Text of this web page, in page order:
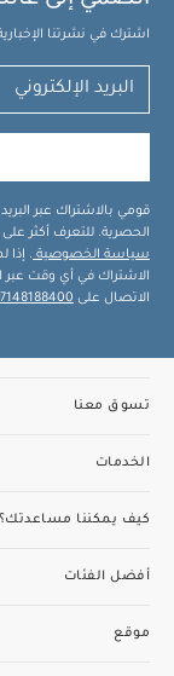
اشترك في نشرتنا
قومي بالاشتراك عبر
الحصرية. للتعرف أكثر
سياسة الخصوصية . إذا
الاشتراك في أي وقت عبر
الاتصال على
تسوق معنا
الخدمات
كيف يمكننا مساعدتك؟
أفضل الفئات
موقع